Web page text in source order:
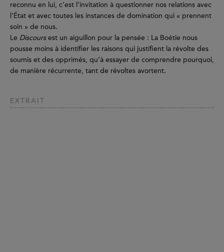
reconnu en lui, c’est l’invitation à questionner nos relations avec
l’État et avec toutes les instances de domination qui « prennent
soin » de nous.
Le Discoursest un aiguillon pour la pensée : La Boétie nous
pousse moins à identifier les raisons qui justifient la révolte des
soumis et des opprimés, qu’à essayer de comprendre pourquoi,
de manière récurrente, tant de révoltes avortent.
EXTRAIT